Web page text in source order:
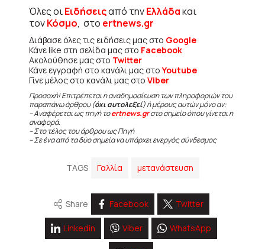
Όλες οιΕιδήσειςαπό τηνΕλλάδακαι
τονΚόσμο, στο ertnews.gr
Διάβασε όλες τις ειδήσεις μας στο Google
Κάνε like στη σελίδα μας στο Facebook
Ακολούθησε μας στο Twitter
Κάνε εγγραφή στο κανάλι μας στοYoutube
Γίνε μέλος στο κανάλι μας στο Viber
Προσοχή! Επιτρέπεται η αναδημοσίευση των πληροφοριών του
παραπάνω άρθρου (όχι αυτολεξεί) ή μέρους αυτών μόνο αν:
– Αναφέρεται ως πηγή τοertnews.grστο σημείο όπου γίνεται η
αναφορά.
– Στο τέλος του άρθρου ως Πηγή
– Σε ένα από τα δύο σημεία να υπάρχει ενεργός σύνδεσμος
TAGS Γαλλία μετανάστευση
Share Facebook Twitter
Linkedin Viber WhatsApp